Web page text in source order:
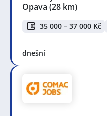
Opava (28 km)
35 000 – 37 000 Kč
dnešní